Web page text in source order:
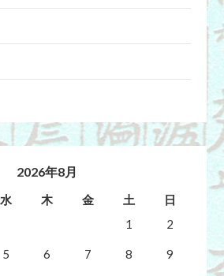
2026年8月
水 木 金 土
日
1
2
5 6 7 8 9